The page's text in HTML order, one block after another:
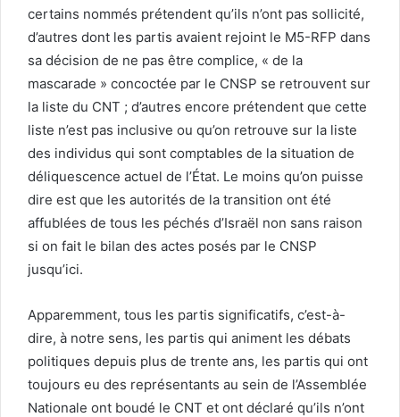
certains nommés prétendent qu’ils n’ont pas sollicité,
d’autres dont les partis avaient rejoint le M5-RFP dans
sa décision de ne pas être complice, « de la
mascarade » concoctée par le CNSP se retrouvent sur
la liste du CNT ; d’autres encore prétendent que cette
liste n’est pas inclusive ou qu’on retrouve sur la liste
des individus qui sont comptables de la situation de
déliquescence actuel de l’État. Le moins qu’on puisse
dire est que les autorités de la transition ont été
affublées de tous les péchés d’Israël non sans raison
si on fait le bilan des actes posés par le CNSP
jusqu’ici.
Apparemment, tous les partis significatifs, c’est-à-
dire, à notre sens, les partis qui animent les débats
politiques depuis plus de trente ans, les partis qui ont
toujours eu des représentants au sein de l’Assemblée
Nationale ont boudé le CNT et ont déclaré qu’ils n’ont